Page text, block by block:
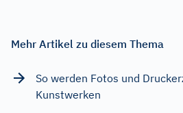
Mehr Artikel zu diesem Thema
So werden Fotos und
Kunstwerken